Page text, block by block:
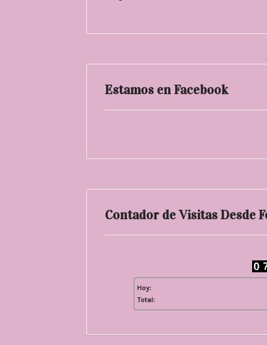
Estamos en Facebook
Contador de Visitas Desde
Hoy:
Total: